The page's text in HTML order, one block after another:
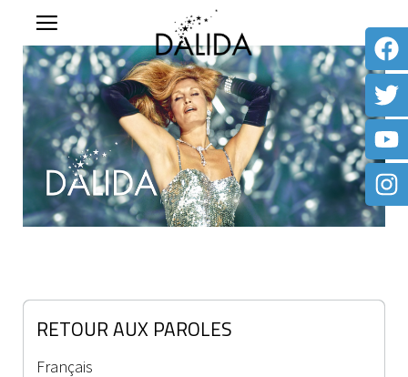
RETOUR AUX PAROLES
Français